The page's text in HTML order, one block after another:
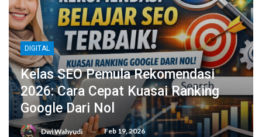
DIGITAL
Kelas SEO Pemula Rekomendasi
2026: Cara Cepat Kuasai Ranking
Google Dari Nol
Dwi Wahyudi Feb 19, 2026